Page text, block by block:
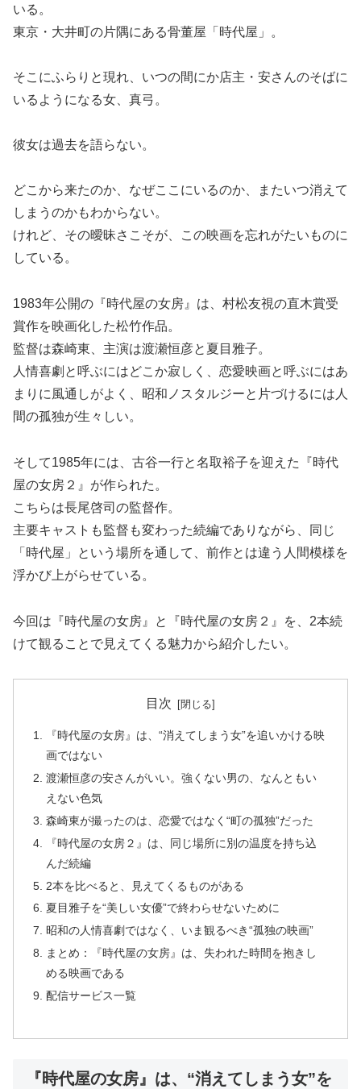
いる。
東京・大井町の片隅にある骨董屋「時代屋」。
そこにふらりと現れ、いつの間にか店主・安さんのそばに
いるようになる女、真弓。
彼女は過去を語らない。
どこから来たのか、なぜここにいるのか、またいつ消えて
しまうのかもわからない。
けれど、その曖昧さこそが、この映画を忘れがたいものに
している。
1983年公開の『時代屋の女房』は、村松友視の直木賞受
賞作を映画化した松竹作品。
監督は森崎東、主演は渡瀬恒彦と夏目雅子。
人情喜劇と呼ぶにはどこか寂しく、恋愛映画と呼ぶにはあ
まりに風通しがよく、昭和ノスタルジーと片づけるには人
間の孤独が生々しい。
そして1985年には、古谷一行と名取裕子を迎えた『時代
屋の女房２』が作られた。
こちらは長尾啓司の監督作。
主要キャストも監督も変わった続編でありながら、同じ
「時代屋」という場所を通して、前作とは違う人間模様を
浮かび上がらせている。
今回は『時代屋の女房』と『時代屋の女房２』を、2本続
けて観ることで見えてくる魅力から紹介したい。
目次
『時代屋の女房』は、“消えてしまう女”を追いかける映
画ではない
渡瀬恒彦の安さんがいい。強くない男の、なんともい
えない色気
森崎東が撮ったのは、恋愛ではなく“町の孤独”だった
『時代屋の女房２』は、同じ場所に別の温度を持ち込
んだ続編
2本を比べると、見えてくるものがある
夏目雅子を“美しい女優”で終わらせないために
昭和の人情喜劇ではなく、いま観るべき“孤独の映画”
まとめ：『時代屋の女房』は、失われた時間を抱きし
める映画である
配信サービス一覧
『時代屋の女房』は、“消えてしまう女”を